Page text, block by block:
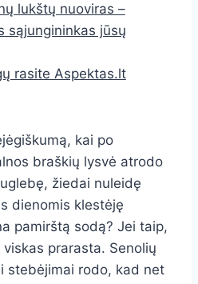
lukštų nuoviras –
sąjungininkas jūsų
rasite Aspektas.lt
kai po
braškių lysvė atrodo
žiedai nuleidę
dienomis klestėję
pamirštą sodą? Jei taip,
prarasta. Senolių
stebėjimai rodo, kad net